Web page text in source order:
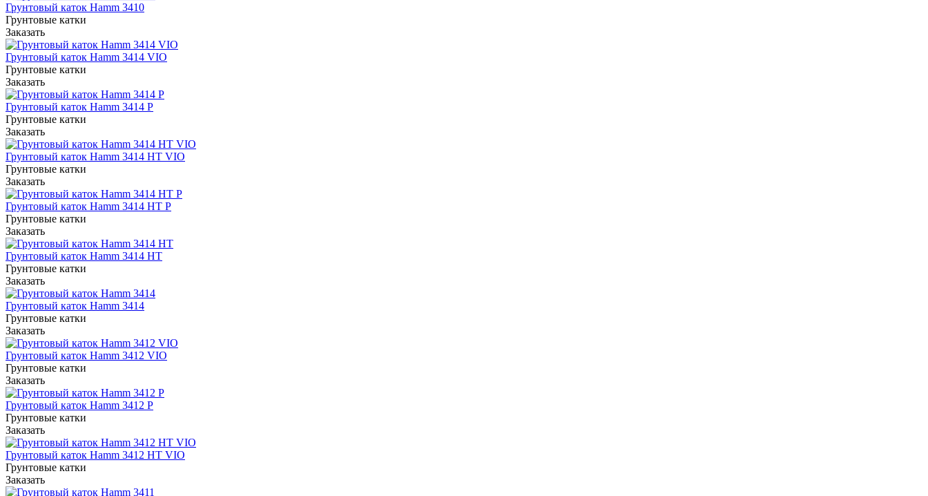
Грунтовый каток Hamm 3410
Грунтовые катки
Заказать
Грунтовый каток Hamm 3414 VIO
Грунтовые катки
Заказать
Грунтовый каток Hamm 3414 P
Грунтовые катки
Заказать
Грунтовый каток Hamm 3414 HT VIO
Грунтовые катки
Заказать
Грунтовый каток Hamm 3414 HT P
Грунтовые катки
Заказать
Грунтовый каток Hamm 3414 HT
Грунтовые катки
Заказать
Грунтовый каток Hamm 3414
Грунтовые катки
Заказать
Грунтовый каток Hamm 3412 VIO
Грунтовые катки
Заказать
Грунтовый каток Hamm 3412 P
Грунтовые катки
Заказать
Грунтовый каток Hamm 3412 HT VIO
Грунтовые катки
Заказать